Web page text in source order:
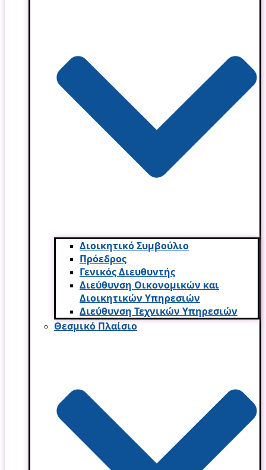
Διοικητικό Συμβούλιο
Πρόεδρος
Γενικός Διευθυντής
Διεύθυνση Οικονομικών και
Διοικητικών Υπηρεσι­ών
Διεύθυνση Τεχνικών Υπηρεσιών
Θεσμικό Πλαίσιο